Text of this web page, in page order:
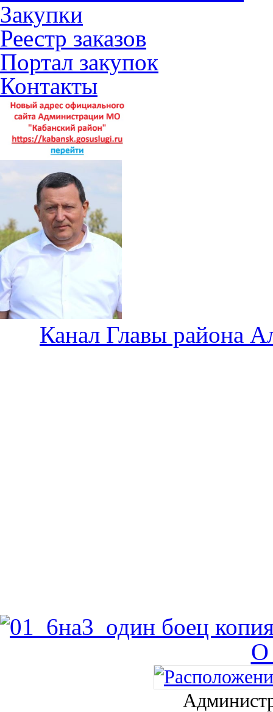
Закупки
Реестр заказов
Портал закупок
Контакты
Канал Главы района
О